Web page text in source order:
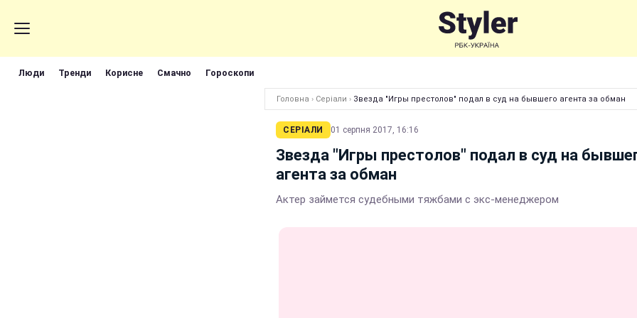
Люди Тренди Корисне Смачно Гороскопи
Головна › Серіали › Звезда "Игры престолов" подал в суд на бывшего агента за обман
СЕРІАЛИ 01 серпня 2017, 16:16
Звезда "Игры престолов" подал в суд на
агента за обман
Актер займется судебными тяжбами с экс-менеджером